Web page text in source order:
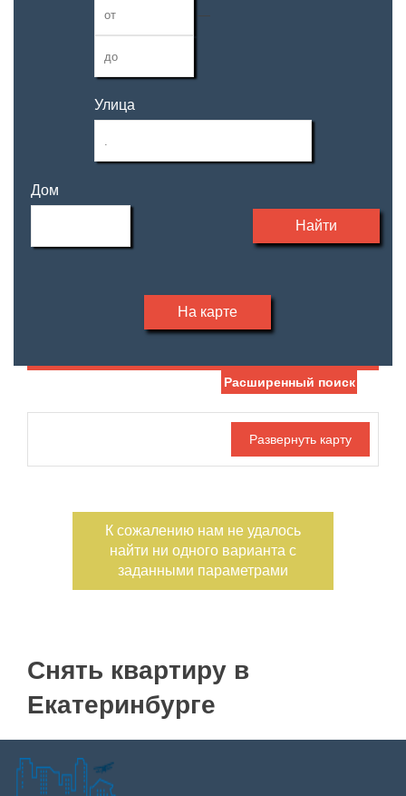
—
Улица
Дом
Найти
На карте
С фото
Расширенный поиск
К сожалению нам не удалось
найти ни одного варианта с
заданными параметрами
Снять квартиру в
Екатеринбурге